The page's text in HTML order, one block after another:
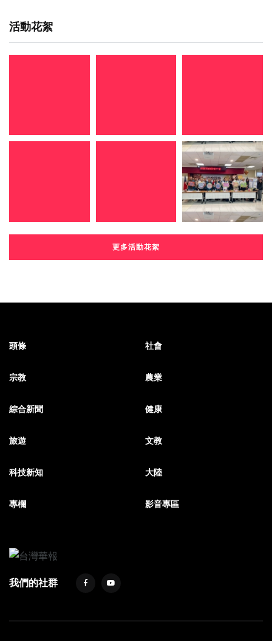
活動花絮
更多活動花絮
頭條 社會
宗教 農業
綜合新聞 健康
旅遊 文教
科技新知 大陸
專欄 影音專區
我們的社群